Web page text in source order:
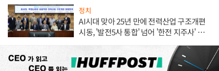
정치
AI시대 맞아 25년 만에 전력산업 구조개편
시동, '발전5사 통합' 넘어 '한전 지주사' 재편